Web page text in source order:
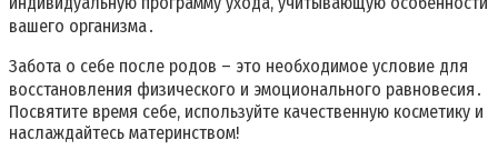
вашего организма․
Забота о себе после родов – это необходимое условие для
восстановления физического и эмоционального равновесия․
Посвятите время себе, используйте качественную косметику и
наслаждайтесь материнством!